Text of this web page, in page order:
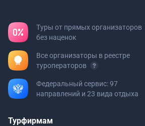
Туры от прямых организаторов
без наценок
Все организаторы в реестре
туроператоров
Федеральный сервис: 97
направлений и 23 вида отдыха
Турфирмам